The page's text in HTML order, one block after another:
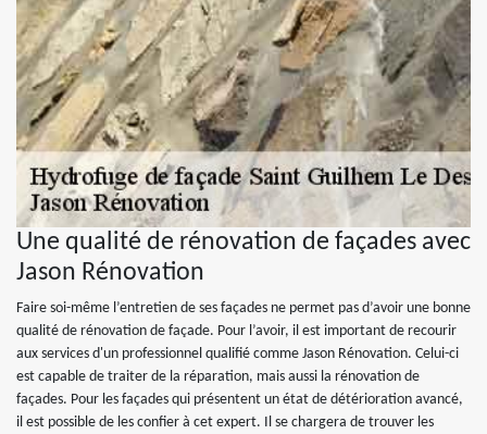
Une qualité de rénovation de façades avec
Jason Rénovation
Faire soi-même l’entretien de ses façades ne permet pas d’avoir une bonne
qualité de rénovation de façade. Pour l’avoir, il est important de recourir
aux services d'un professionnel qualifié comme Jason Rénovation. Celui-ci
est capable de traiter de la réparation, mais aussi la rénovation de
façades. Pour les façades qui présentent un état de détérioration avancé,
il est possible de les confier à cet expert. Il se chargera de trouver les